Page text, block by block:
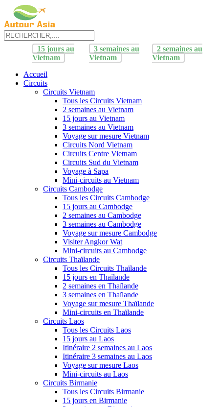
15 jours au
Vietnam
3 semaines au
Vietnam
2 semaines au
Vietnam
Accueil
Circuits
Circuits Vietnam
Tous les Circuits Vietnam
2 semaines au Vietnam
15 jours au Vietnam
3 semaines au Vietnam
Voyage sur mesure Vietnam
Circuits Nord Vietnam
Circuits Centre Vietnam
Circuits Sud du Vietnam
Voyage à Sapa
Mini-circuits au Vietnam
Circuits Cambodge
Tous les Circuits Cambodge
15 jours au Cambodge
2 semaines au Cambodge
3 semaines au Cambodge
Voyage sur mesure Cambodge
Visiter Angkor Wat
Mini-circuits au Cambodge
Circuits Thaïlande
Tous les Circuits Thaïlande
15 jours en Thaïlande
2 semaines en Thaïlande
3 semaines en Thaïlande
Voyage sur mesure Thaïlande
Mini-circuits en Thaïlande
Circuits Laos
Tous les Circuits Laos
15 jours au Laos
Itinéraire 2 semaines au Laos
Itinéraire 3 semaines au Laos
Voyage sur mesure Laos
Mini-circuits au Laos
Circuits Birmanie
Tous les Circuits Birmanie
15 jours en Birmanie